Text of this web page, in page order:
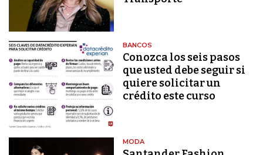
BANCOS
Conozca los seis pasos
que usted debe seguir si
quiere solicitar un
crédito este curso
MODA